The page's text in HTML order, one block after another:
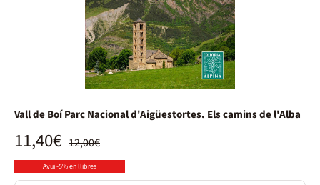
Vall de Boí Parc Nacional d'Aigüestortes. Els camins de l'Alba
12,00€
11,40€
Avui -5% en llibres